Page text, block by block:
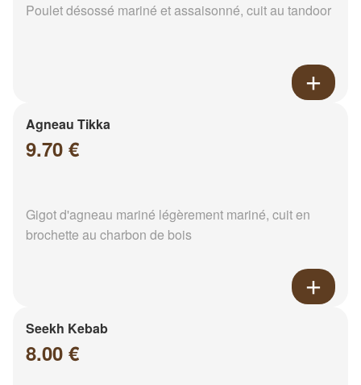
Poulet désossé mariné et assaisonné, cuit au tandoor
Agneau Tikka
9.70 €
Gigot d'agneau mariné légèrement mariné, cuit en
brochette au charbon de bois
Seekh Kebab
8.00 €